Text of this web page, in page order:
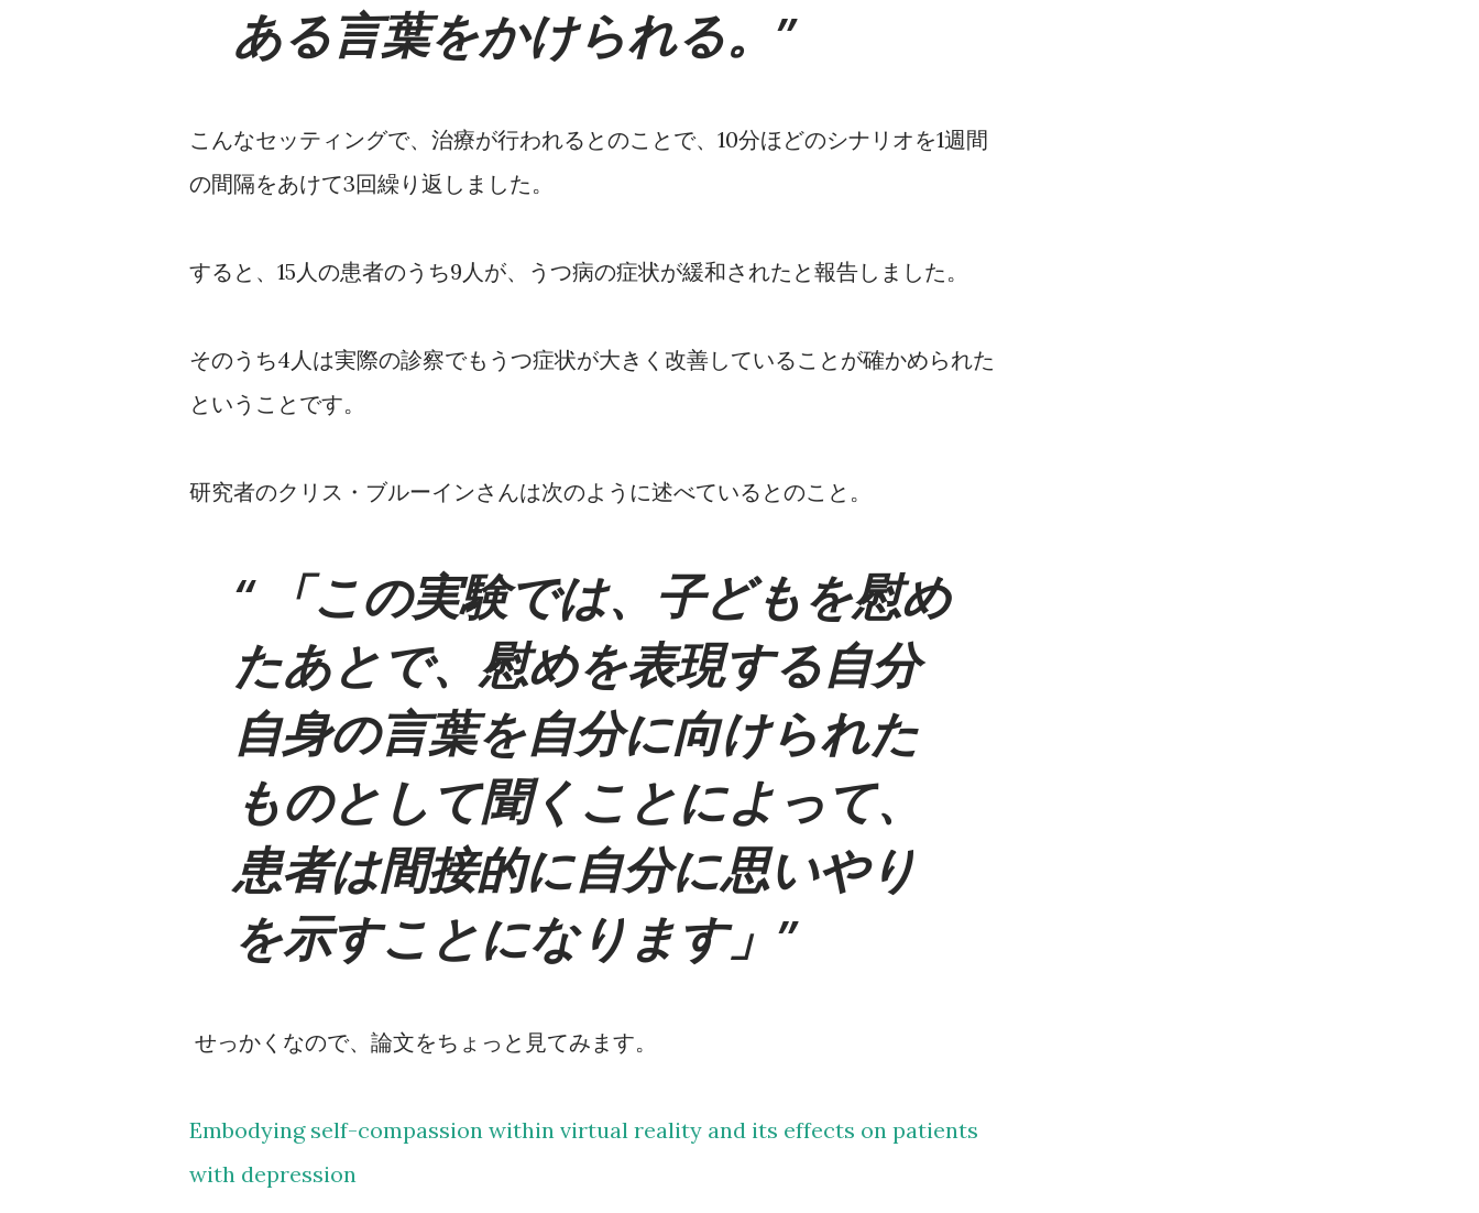
ある言葉をかけられる。
こんなセッティングで、治療が行われるとのことで、10分ほどのシナリオを1週間
の間隔をあけて3回繰り返しました。
すると、15人の患者のうち9人が、うつ病の症状が緩和されたと報告しました。
そのうち4人は実際の診察でもうつ症状が大きく改善していることが確かめられた
ということです。
研究者のクリス・ブルーインさんは次のように述べているとのこと。
「この実験では、子どもを慰め
たあとで、慰めを表現する自分
自身の言葉を自分に向けられた
ものとして聞くことによって、
患者は間接的に自分に思いやり
を示すことになります」
せっかくなので、論文をちょっと見てみます。
Embodying self-compassion within virtual reality and its effects on patients
with depression